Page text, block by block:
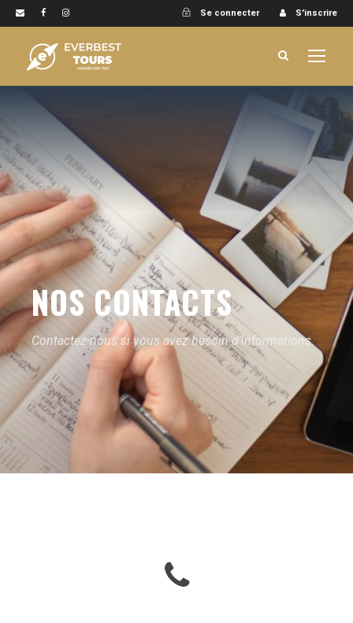
Se connecter S'inscrire
NOS CONTACTS
Contactez-nous si vous avez besoin d'informations.